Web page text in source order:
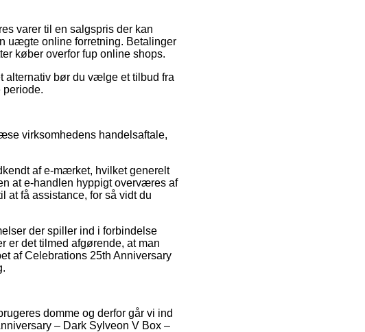
varer til en salgspris der kan
uægte online forretning. Betalinger
køber overfor fup online shops.
alternativ bør du vælge et tilbud fra
periode.
virksomhedens handelsaftale,
af e-mærket, hvilket generelt
at e-handlen hyppigt overværes af
at få assistance, for så vidt du
der spiller ind i forbindelse
er det tilmed afgørende, at man
af Celebrations 25th Anniversary
domme og derfor går vi ind
– Dark Sylveon V Box –